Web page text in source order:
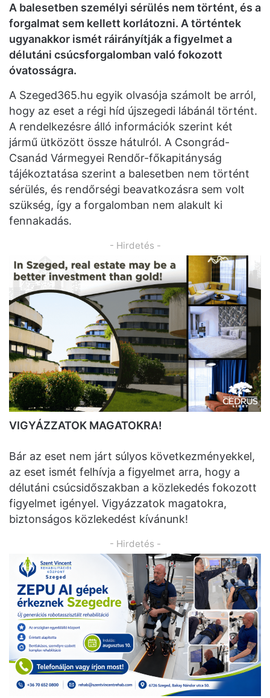
A balesetben személyi sérülés nem történt, és a
forgalmat sem kellett korlátozni. A történtek
ugyanakkor ismét ráirányítják a figyelmet a
délutáni csúcsforgalomban való fokozott
óvatosságra.
A Szeged365.hu egyik olvasója számolt be arról,
hogy az eset a régi híd újszegedi lábánál történt.
A rendelkezésre álló információk szerint két
jármű ütközött össze hátulról. A Csongrád-
Csanád Vármegyei Rendőr-főkapitányság
tájékoztatása szerint a balesetben nem történt
sérülés, és rendőrségi beavatkozásra sem volt
szükség, így a forgalomban nem alakult ki
fennakadás.
- Hirdetés -
VIGYÁZZATOK MAGATOKRA!
Bár az eset nem járt súlyos következményekkel,
az eset ismét felhívja a figyelmet arra, hogy a
délutáni csúcsidőszakban a közlekedés fokozott
figyelmet igényel. Vigyázzatok magatokra,
biztonságos közlekedést kívánunk!
- Hirdetés -